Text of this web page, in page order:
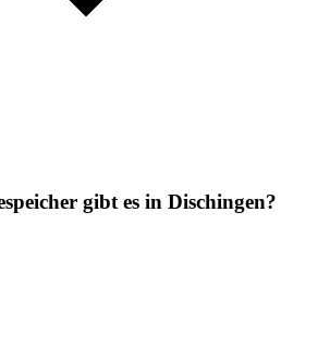
gibt es in Dischingen?